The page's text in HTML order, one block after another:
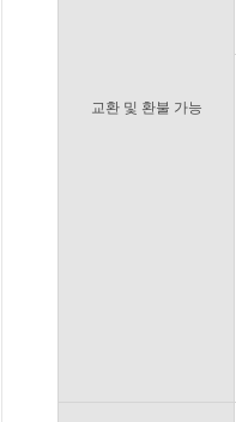
교환 및 환불 가능